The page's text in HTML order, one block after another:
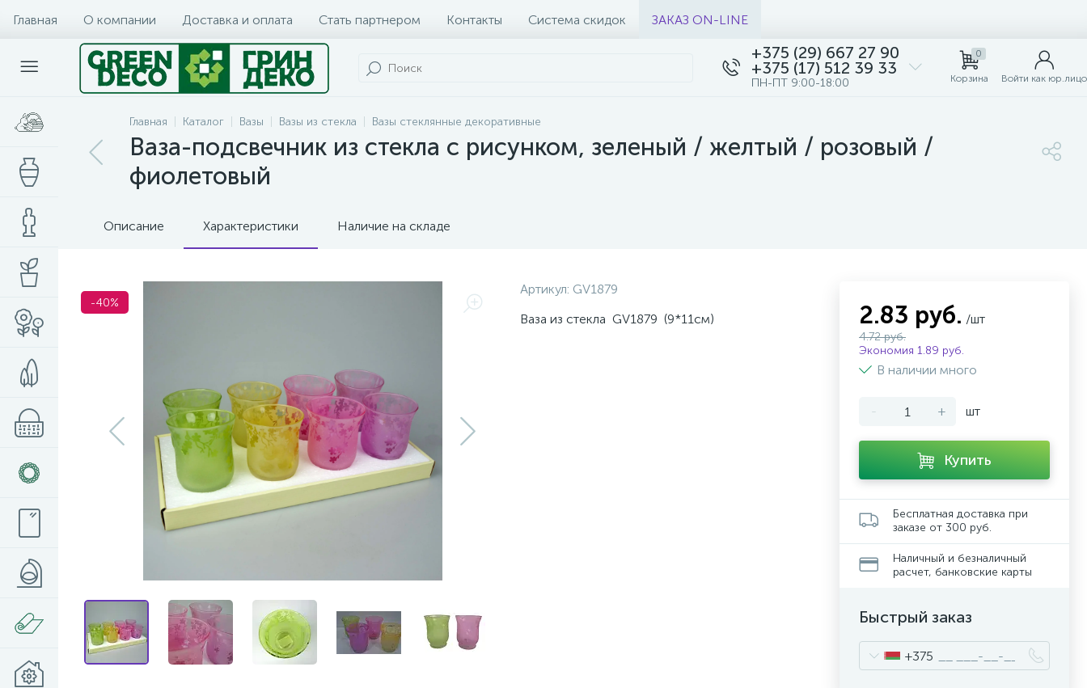
Главная О компании Доставка и оплата Стать партнером Контакты Система скидок ЗАКАЗ ON-LINE
+375 (29) 667 27 90
+375 (17) 512 39 33
ПН-ПТ 9:00-18:00
0
Корзина Войти как юр.лицо
Главная Каталог Вазы Вазы из стекла Вазы стеклянные декоративные
Ваза-подсвечник из стекла с рисунком, зеленый / желтый / розовый /
фиолетовый
Описание Характеристики Наличие на складе
-40%
Артикул: GV1879
Ваза из стекла GV1879 (9*11см)
2.83 руб. /шт
4.72 руб.
Экономия 1.89 руб.
В наличии много
- + шт
Купить
Бесплатная доставка при
заказе от 300 руб.
Наличный и безналичный
расчет, банковские карты
Быстрый заказ
+375